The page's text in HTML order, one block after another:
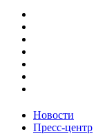
Новости
Пресс-центр